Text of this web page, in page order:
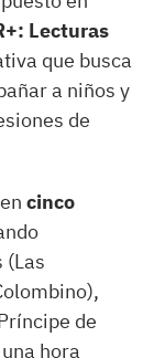
Lecturas
que busca
a niños y
de
cinco
(Las
de
hora